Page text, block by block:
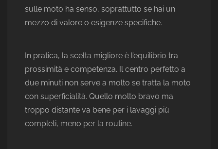
sulle moto ha senso, soprattutto se hai un
mezzo di valore o esigenze specifiche.
In pratica, la scelta migliore è l’equilibrio tra
prossimità e competenza. Il centro perfetto a
due minuti non serve a molto se tratta la moto
con superficialità. Quello molto bravo ma
troppo distante va bene per i lavaggi più
completi, meno per la routine.